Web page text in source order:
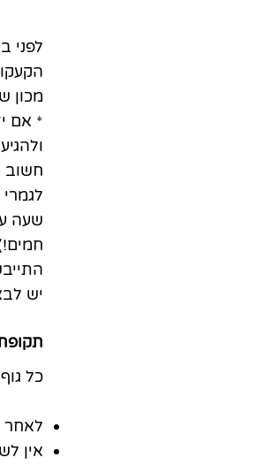
מכון
* אם
חשוב
שעה
יש לבצע
כל
לאחר
אין